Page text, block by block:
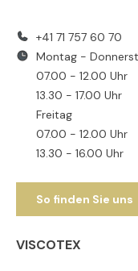
+41 71 757 60 70
Montag -
07.00 - 12.00 Uhr
13.30 - 17.00 Uhr
Freitag
07.00 - 12.00 Uhr
13.30 - 16.00 Uhr
So finden Sie uns
VISCOTEX